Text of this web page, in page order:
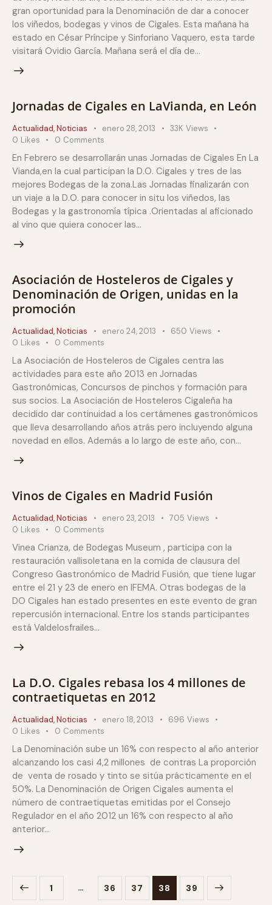
gran oportunidad para la Denominación de dar a conocer
los viñedos, bodegas y vinos de Cigales. Esta mañana ha
estado en César Príncipe y Sinforiano Vaquero, esta tarde
visitará Ovidio García. Mañana será el día de…
Jornadas de Cigales en LaVianda, en León
Actualidad,Noticias enero 28, 2013 33K Views
0 Likes 0 Comments
En Febrero se desarrollarán unas Jornadas de Cigales En La
Vianda,en la cual participan la D.O. Cigales y tres de las
mejores Bodegas de la zona.Las Jornadas finalizarán con
un viaje a la D.O. para conocer in situ los viñedos, las
Bodegas y la gastronomía típica .Orientadas al aficionado
al vino que quiera conocer las…
Asociación de Hosteleros de Cigales y
Denominación de Origen, unidas en la
promoción
Actualidad,Noticias enero 24, 2013 650 Views
0 Likes 0 Comments
La Asociación de Hosteleros de Cigales centra las
actividades para este año 2013 en Jornadas
Gastronómicas, Concursos de pinchos y formación para
sus socios. La Asociación de Hosteleros Cigaleña ha
decidido dar continuidad a los certámenes gastronómicos
que lleva desarrollando años atrás pero incluyendo alguna
novedad en ellos. Además a lo largo de este año, con…
Vinos de Cigales en Madrid Fusión
Actualidad,Noticias enero 23, 2013 705 Views
0 Likes 0 Comments
Vinea Crianza, de Bodegas Museum , participa con la
restauración vallisoletana en la comida de clausura del
Congreso Gastronómico de Madrid Fusión, que tiene lugar
entre el 21 y 23 de enero en IFEMA. Otras bodegas de la
DO Cigales han estado presentes en este evento de gran
repercusión internacional. Entre los stands participantes
está Valdelosfrailes…
La D.O. Cigales rebasa los 4 millones de
contraetiquetas en 2012
Actualidad,Noticias enero 18, 2013 696 Views
0 Likes 0 Comments
La Denominación sube un 16% con respecto al año anterior
alcanzando los casi 4,2 millones de contras La proporción
de venta de rosado y tinto se sitúa prácticamente en el
50%. La Denominación de Origen Cigales aumenta el
número de contraetiquetas emitidas por el Consejo
Regulador en el año 2012 un 16% con respecto al año
anterior…
1 … 36 37 38 39
>